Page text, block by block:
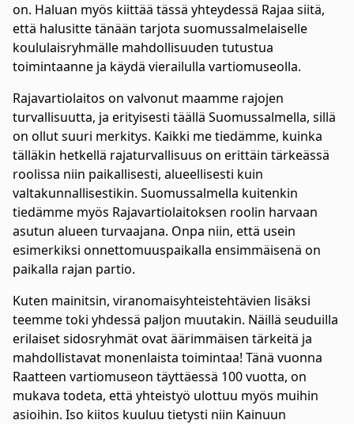
on. Haluan myös kiittää tässä yhteydessä Rajaa siitä,
että halusitte tänään tarjota suomussalmelaiselle
koululaisryhmälle mahdollisuuden tutustua
toimintaanne ja käydä vierailulla vartiomuseolla.
Rajavartiolaitos on valvonut maamme rajojen
turvallisuutta, ja erityisesti täällä Suomussalmella, sillä
on ollut suuri merkitys. Kaikki me tiedämme, kuinka
tälläkin hetkellä rajaturvallisuus on erittäin tärkeässä
roolissa niin paikallisesti, alueellisesti kuin
valtakunnallisestikin. Suomussalmella kuitenkin
tiedämme myös Rajavartiolaitoksen roolin harvaan
asutun alueen turvaajana. Onpa niin, että usein
esimerkiksi onnettomuuspaikalla ensimmäisenä on
paikalla rajan partio.
Kuten mainitsin, viranomaisyhteistehtävien lisäksi
teemme toki yhdessä paljon muutakin. Näillä seuduilla
erilaiset sidosryhmät ovat äärimmäisen tärkeitä ja
mahdollistavat monenlaista toimintaa! Tänä vuonna
Raatteen vartiomuseon täyttäessä 100 vuotta, on
mukava todeta, että yhteistyö ulottuu myös muihin
asioihin. Iso kiitos kuuluu tietysti niin Kainuun